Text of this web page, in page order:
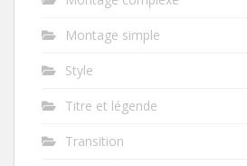
Montage simple
Style
Titre et légende
Transition